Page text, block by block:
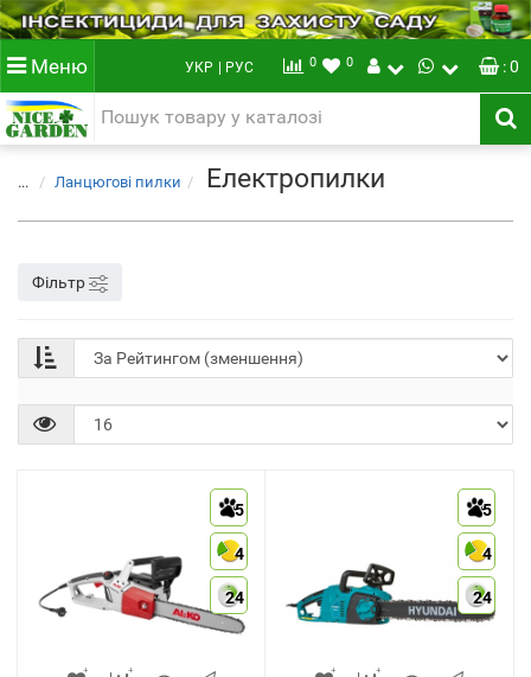
Меню УКР | РУС 0 0 : 0
... Ланцюгові пилки Електропилки
Фільтр
5
4
24
5
4
24